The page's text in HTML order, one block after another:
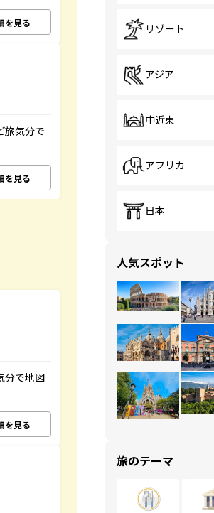
を見る
旅気分で
を見る
分で地図
を見る
リゾート
アジア
中近東
アフリカ
日本
人気スポット
旅のテーマ